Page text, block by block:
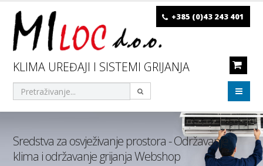
KLIMA UREĐAJI I SISTEMI GRIJANJA
+385 (0)43 243 401
Sredstva za osvježivanje prostora - Održavanje
klima i održavanje grijanja Webshop